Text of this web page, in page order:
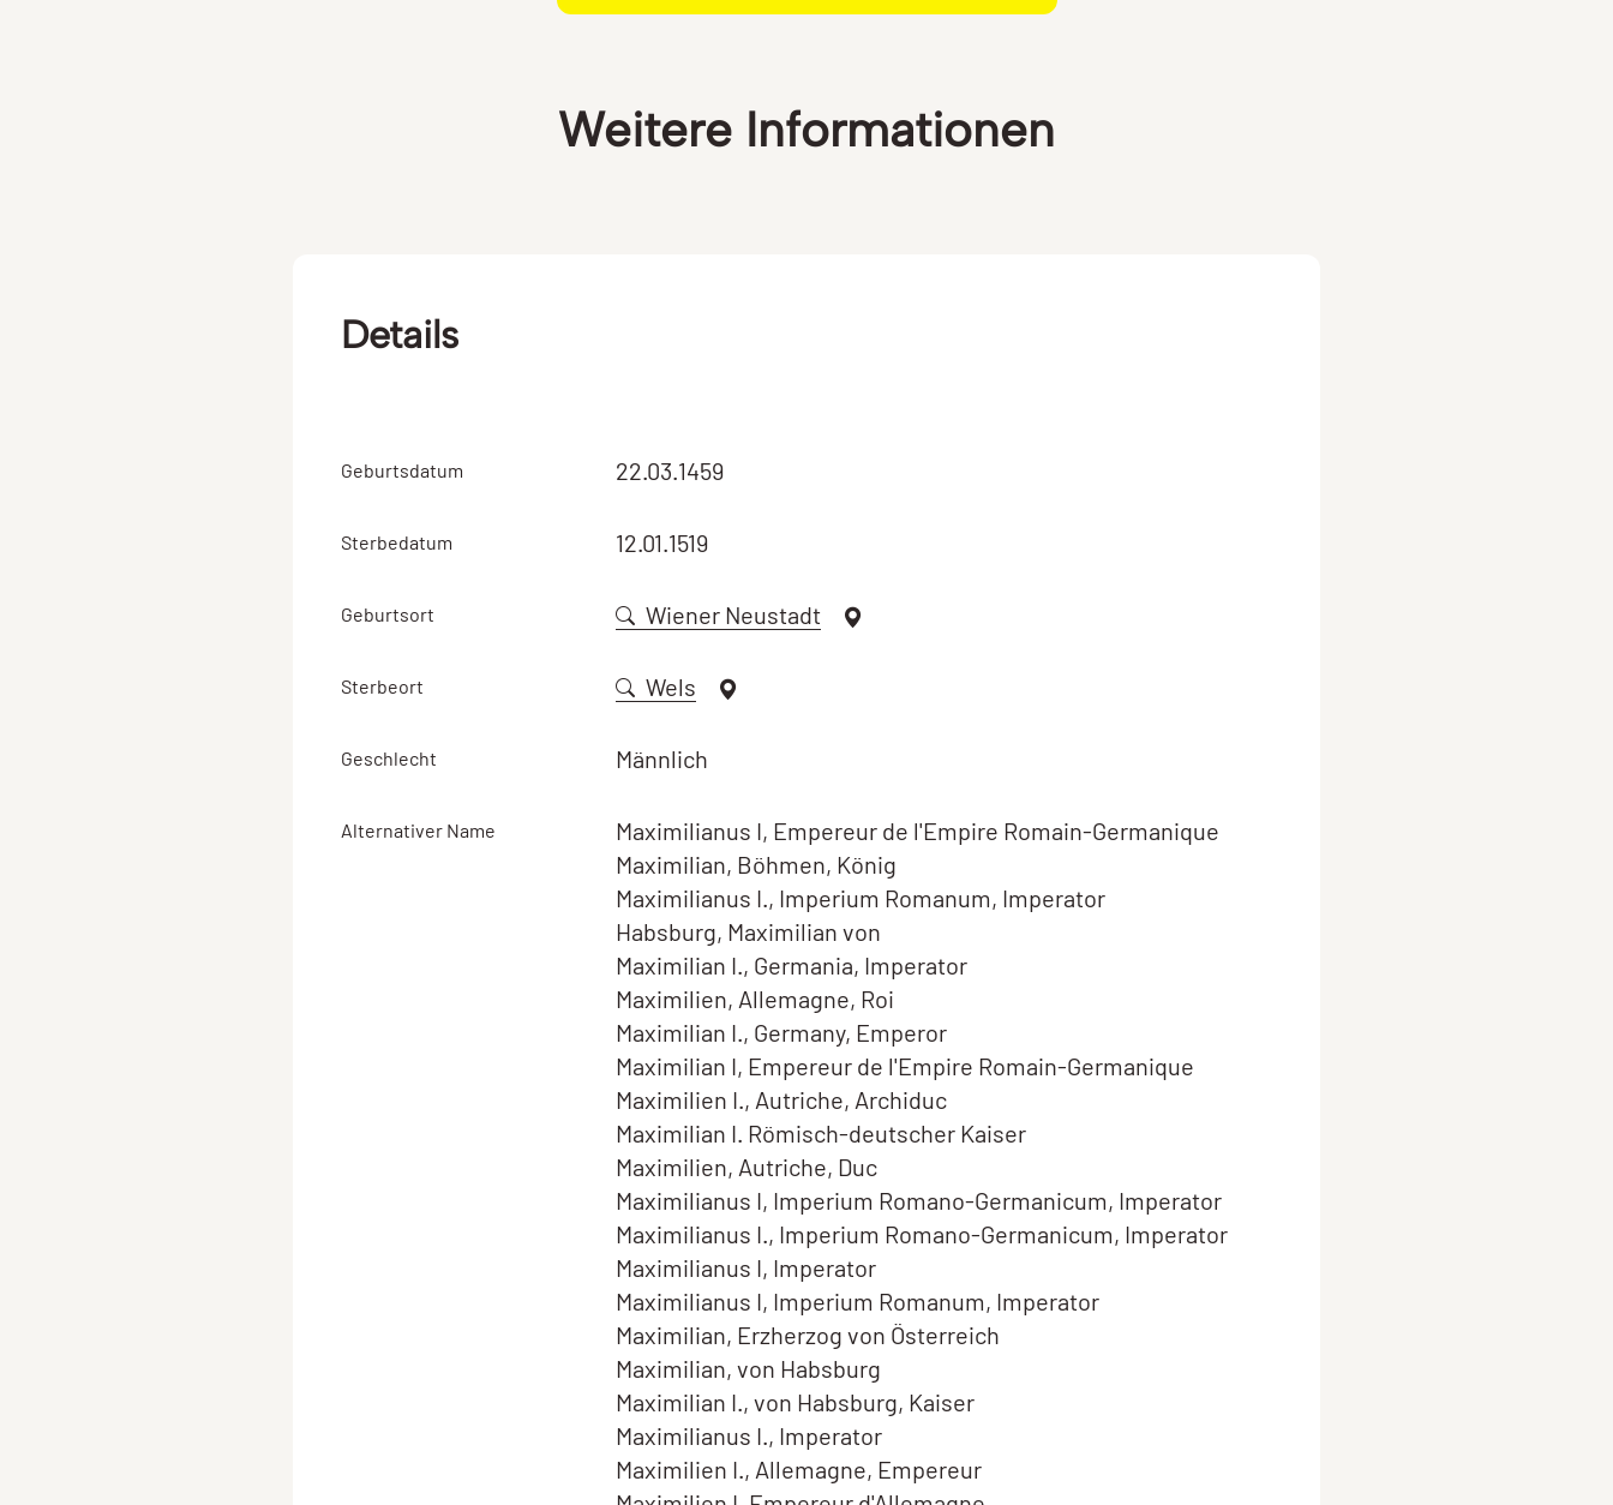
Weitere Informationen
Details
Geburtsdatum 22.03.1459
Sterbedatum 12.01.1519
Geburtsort Wiener Neustadt
Sterbeort Wels
Geschlecht Männlich
Alternativer Name
Maximilianus I, Empereur de l'Empire Romain-Germanique
Maximilian, Böhmen, König
Maximilianus I., Imperium Romanum, Imperator
Habsburg, Maximilian von
Maximilian I., Germania, Imperator
Maximilien, Allemagne, Roi
Maximilian I., Germany, Emperor
Maximilian I, Empereur de l'Empire Romain-Germanique
Maximilien I., Autriche, Archiduc
Maximilian I. Römisch-deutscher Kaiser
Maximilien, Autriche, Duc
Maximilianus I, Imperium Romano-Germanicum, Imperator
Maximilianus I., Imperium Romano-Germanicum, Imperator
Maximilianus I, Imperator
Maximilianus I, Imperium Romanum, Imperator
Maximilian, Erzherzog von Österreich
Maximilian, von Habsburg
Maximilian I., von Habsburg, Kaiser
Maximilianus I., Imperator
Maximilien I., Allemagne, Empereur